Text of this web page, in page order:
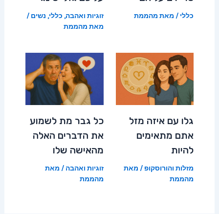
כללי / מאת מהממת זוגיות ואהבה, כללי, נשים /
מאת מהממת
גלו עם איזה מזל
אתם מתאימים
להיות
מזלות והורוסקופ / מאת
מהממת
כל גבר מת לשמוע
את הדברים האלה
מהאישה שלו
זוגיות ואהבה / מאת
מהממת